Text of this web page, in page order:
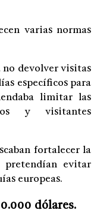
varias normas
devolver visitas
específicos para
limitar las
y visitantes
fortalecer la
pretendían evitar
europeas.
dólares.